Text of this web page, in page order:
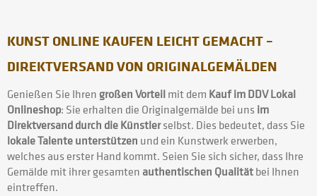
KUNST ONLINE KAUFEN LEICHT GEMACHT –
DIREKTVERSAND VON ORIGINALGEMÄLDEN
Genießen Sie Ihrengroßen Vorteilmit dem Kauf im DDV Lokal
Onlineshop: Sie erhalten die Originalgemälde bei uns im
Direktversand durch die Künstlerselbst. Dies bedeutet, dass Sie
lokale Talente unterstützen und ein Kunstwerk erwerben,
welches aus erster Hand kommt. Seien Sie sich sicher, dass Ihre
Gemälde mit ihrer gesamten authentischen Qualitätbei Ihnen
eintreffen.